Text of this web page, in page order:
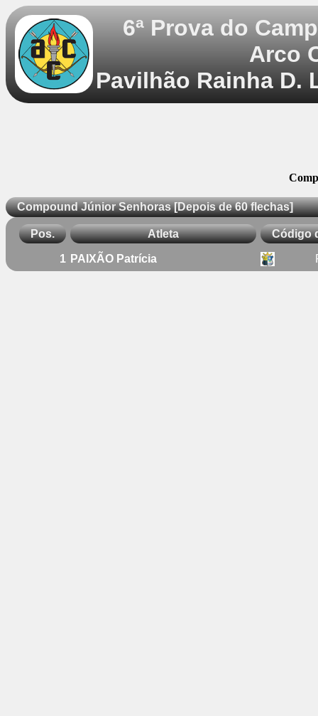
6ª Prova do
Arco
Pavilhão Rainha D.
Compound Júnior Senhoras [Depois de 60 flechas]
Pos. Atleta Código
1 PAIXÃO Patrícia